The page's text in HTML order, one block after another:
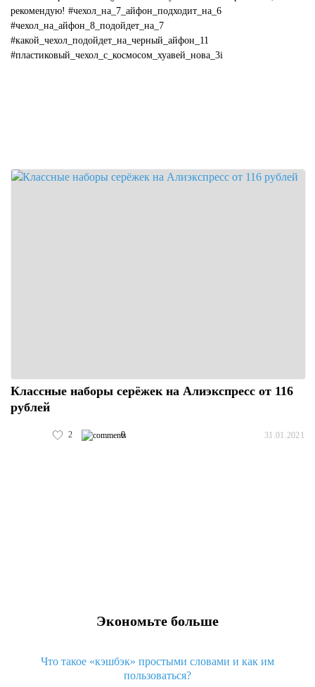
рекомендую! #чехол_на_7_айфон_подходит_на_6
#чехол_на_айфон_8_подойдет_на_7
#какой_чехол_подойдет_на_черный_айфон_11
#пластиковый_чехол_с_космосом_хуавей_нова_3i
Классные наборы серёжек на Алиэкспресс от 116
рублей
2 0 31.01.2021
Экономьте больше
Что такое «кэшбэк» простыми словами и как им
пользоваться?